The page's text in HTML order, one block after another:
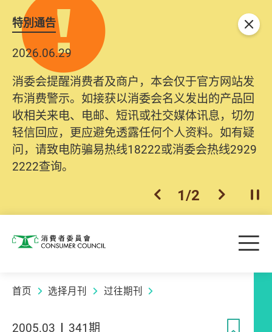
特別通告
2026.06.29
消委会提醒消费者及商户，本会仅于官方网站发
布消费警示。如接获以消委会名义发出的产品回
收相关来电、电邮、短讯或社交媒体讯息，切勿
轻信回应，更应避免透露任何个人资料。如有疑
问，请致电防骗易热线18222或消委会热线2929
2222查询。
上一个
1/2 下一个开
关闭
消费者委员会 目
首页 选择月刊 过往期刊
2005.03 341期